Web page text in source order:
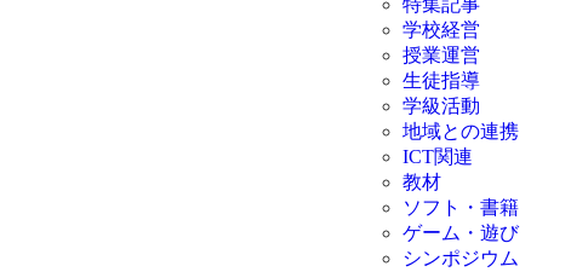
特集記事
学校経営
授業運営
生徒指導
学級活動
地域との連携
ICT関連
教材
ソフト・書籍
ゲーム・遊び
シンポジウム